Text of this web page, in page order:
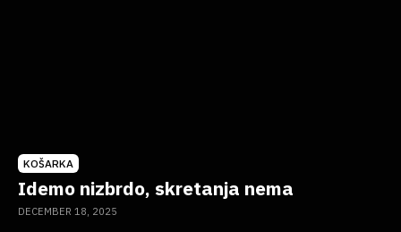
KOŠARKA
Idemo nizbrdo, skretanja nema
DECEMBER 18, 2025